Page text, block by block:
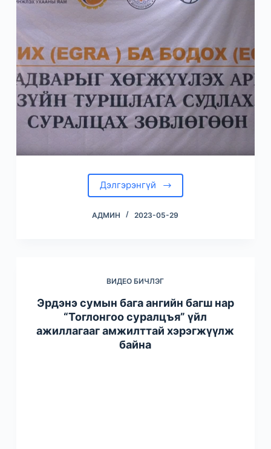
Дэлгэрэнгүй
АДМИН 2023-05-29
ВИДЕО БИЧЛЭГ
Эрдэнэ сумын бага ангийн багш нар
“Тоглонгоо суралцъя” үйл
ажиллагааг амжилттай хэрэгжүүлж
байна